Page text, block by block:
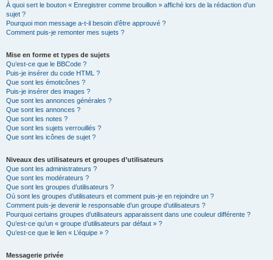
À quoi sert le bouton « Enregistrer comme brouillon » affiché lors de la rédaction d’un
sujet ?
Pourquoi mon message a-t-il besoin d’être approuvé ?
Comment puis-je remonter mes sujets ?
Mise en forme et types de sujets
Qu’est-ce que le BBCode ?
Puis-je insérer du code HTML ?
Que sont les émoticônes ?
Puis-je insérer des images ?
Que sont les annonces générales ?
Que sont les annonces ?
Que sont les notes ?
Que sont les sujets verrouillés ?
Que sont les icônes de sujet ?
Niveaux des utilisateurs et groupes d’utilisateurs
Que sont les administrateurs ?
Que sont les modérateurs ?
Que sont les groupes d’utilisateurs ?
Où sont les groupes d’utilisateurs et comment puis-je en rejoindre un ?
Comment puis-je devenir le responsable d’un groupe d’utilisateurs ?
Pourquoi certains groupes d’utilisateurs apparaissent dans une couleur différente ?
Qu’est-ce qu’un « groupe d’utilisateurs par défaut » ?
Qu’est-ce que le lien « L’équipe » ?
Messagerie privée